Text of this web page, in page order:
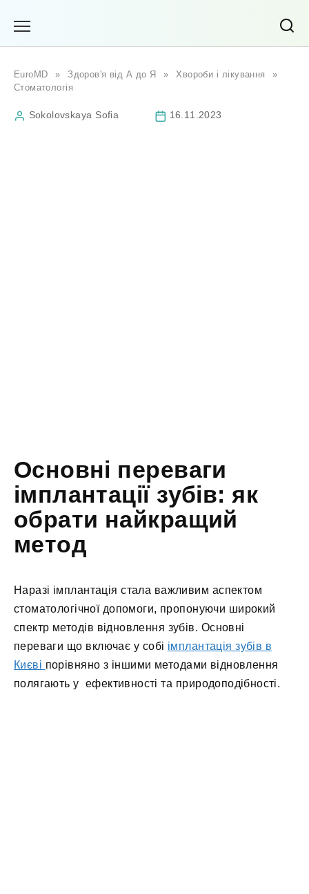
EuroMD » Здоров'я від А до Я » Хвороби і лікування
»
Стоматологія
Sokolovskaya Sofia 16.11.2023
Основні переваги
імплантації зубів: як
обрати найкращий
метод
Наразі імплантація стала важливим аспектом
стоматологічної допомоги, пропонуючи широкий
спектр методів відновлення зубів. Основні
переваги що включає у собі імплантація зубів в
Києві порівняно з іншими методами відновлення
полягають у ефективності та природоподібності.